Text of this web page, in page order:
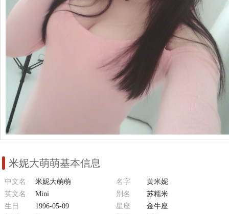
米妮大萌萌基本信息
中文名 米妮大萌萌 名字
黄米妮
英文名
Mini 别名
苏糯米
生日
1996-05-09 星座
金牛座